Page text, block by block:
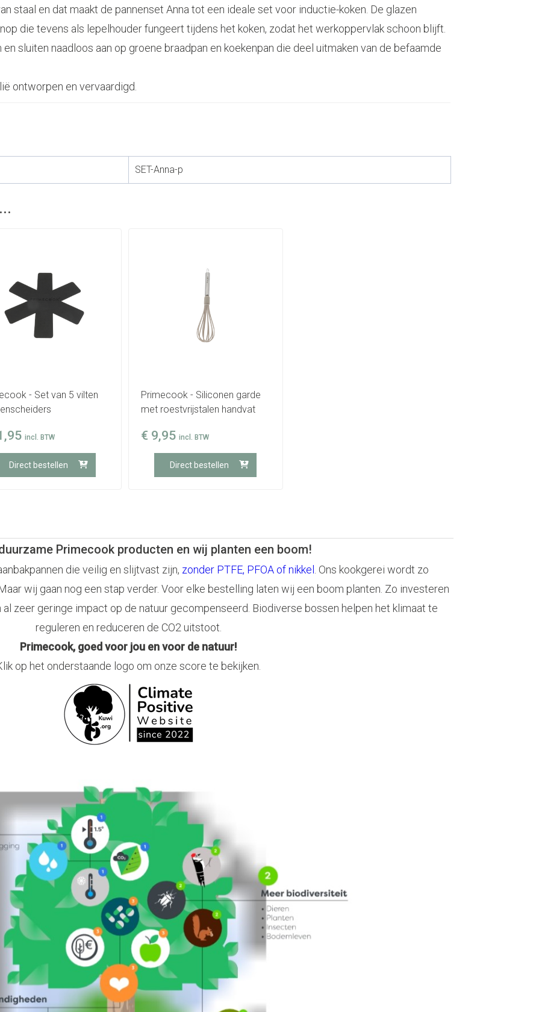
staal en dat maakt de pannenset Anna tot een ideale set voor inductie-koken. De glazen
die tevens als lepelhouder fungeert tijdens het koken, zodat het werkoppervlak schoon blijft.
sluiten naadloos aan op groene braadpan en koekenpan die deel uitmaken van de befaamde
ontworpen en vervaardigd.
SET-Anna-p
- Set van 5 vilten
incl. BTW
Direct bestellen
Primecook - Siliconen garde
met roestvrijstalen handvat
€ 9,95 incl. BTW
Direct bestellen
Primecook producten en wij planten een boom!
die veilig en slijtvast zijn, zonder PTFE, PFOA of nikkel
. Ons kookgerei wordt zo
wij gaan nog een stap verder. Voor elke bestelling laten wij een boom planten. Zo investeren
zeer geringe impact op de natuur gecompenseerd. Biodiverse bossen helpen het klimaat te
reguleren en reduceren de CO2 uitstoot.
Primecook, goed voor jou en voor de natuur!
op het onderstaande logo om onze score te bekijken.